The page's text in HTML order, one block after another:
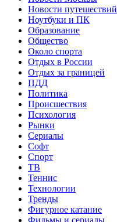
Новости путешествий
Ноутбуки и ПК
Образование
Общество
Около спорта
Отдых в России
Отдых за границей
ПДД
Политика
Происшествия
Психология
Рынки
Сериалы
Софт
Спорт
ТВ
Теннис
Технологии
Тренды
Фигурное катание
Фильмы и сериалы